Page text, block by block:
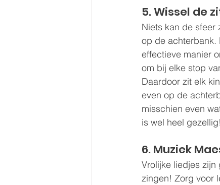
5. Wissel de
Niets kan de sfeer
op de achterbank.
effectieve manier
om bij elke stop
Daardoor zit elk
even op de
misschien even
is wel heel gezellig!
6. Muziek
Vrolijke liedjes
zingen! Zorg voor